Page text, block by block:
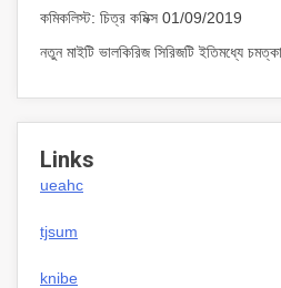
কমিকলিস্ট: চিত্র কমিক্স 01/09/2019
নতুন মাইটি ভালকিরিজ সিরিজটি ইতিমধ্যে
Links
ueahc
tjsum
knibe